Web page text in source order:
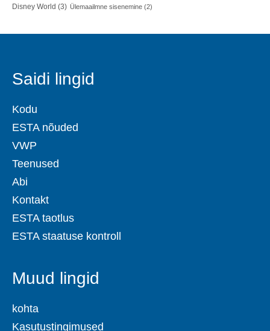
Disney World (3) Ülemaailmne sisenemine (2)
Saidi lingid
Kodu
ESTA nõuded
VWP
Teenused
Abi
Kontakt
ESTA taotlus
ESTA staatuse kontroll
Muud lingid
kohta
Kasutustingimused